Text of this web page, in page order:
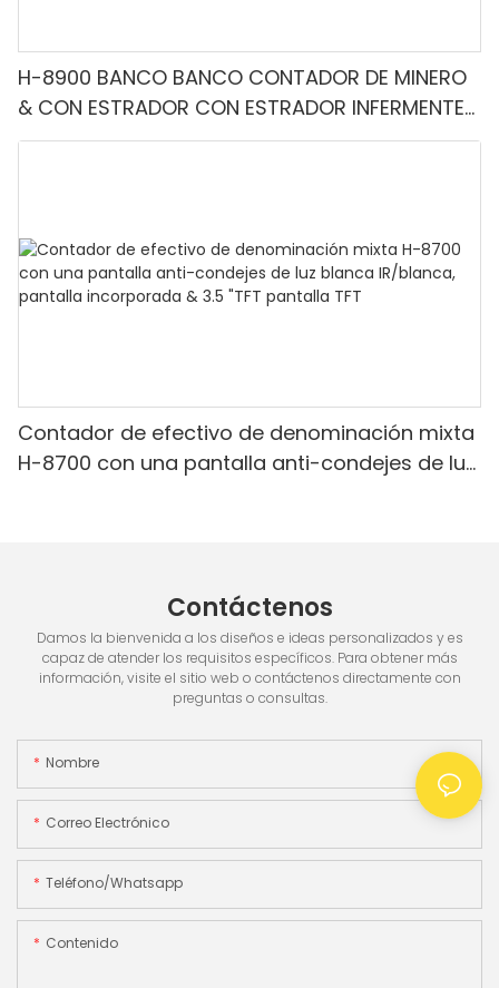
H-8900 BANCO BANCO CONTADOR DE MINERO
& CON ESTRADOR CON ESTRADOR INFERMENTE-
Denominación mixta, luz blanca/IR/UV/mg
Contador de efectivo de denominación mixta
H-8700 con una pantalla anti-condejes de luz
Contáctenos
Damos la bienvenida a los diseños e ideas personalizados y es
capaz de atender los requisitos específicos. Para obtener más
información, visite el sitio web o contáctenos directamente con
preguntas o consultas.
Nombre
Correo Electrónico
Teléfono/whatsapp
Contenido